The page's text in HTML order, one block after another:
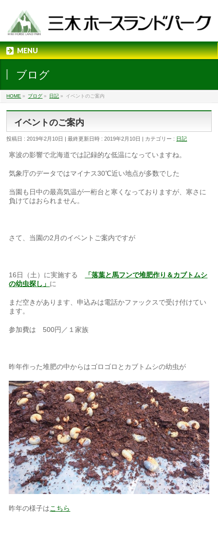
MENU
ブログ
HOME » ブログ » 日記 » イベントのご案内
イベントのご案内
投稿日 : 2019年2月10日 最終更新日時 : 2019年2月10日 カテゴリー : 日記
寒波の影響で北海道では記録的な低温になっていますね。
気象庁のデータではマイナス30℃近い地点が多数でした
当園も日中の最高気温が一桁台と寒くなっておりますが、寒さに
負けてはおられません。
さて、当園の2月のイベントご案内ですが
16日（土）に実施する
「落葉と馬フンで堆肥作り＆カブトムシ
の幼虫探し」 に
まだ空きがあります、 申込みは電話かファックスで受け付けてい
ます。
参加費は 500円／１家族
昨年作った堆肥の中からはゴロゴロとカブトムシの幼虫が
昨年の様子はこちら